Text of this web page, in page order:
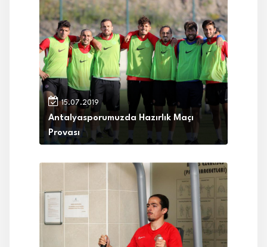
15.07.2019
Antalyasporumuzda Hazırlık Maçı
Provası